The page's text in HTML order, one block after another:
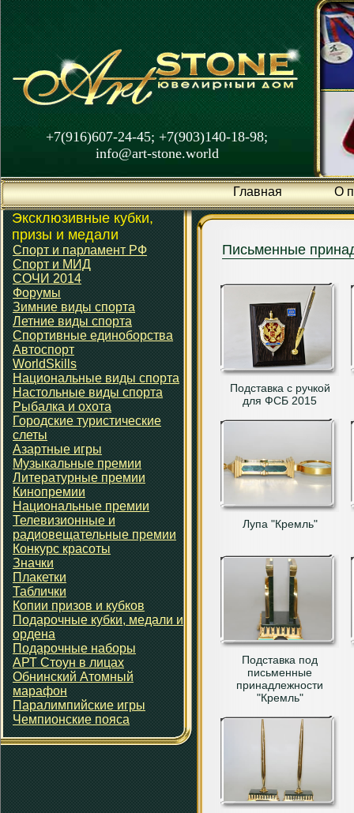
+7(916)607-24-45; +7(903)140-18-98;
info@art-stone.world
Главная О
Эксклюзивные кубки,
призы и медали
Спорт и парламент РФ
Спорт и МИД
СОЧИ 2014
Форумы
Зимние виды спорта
Летние виды спорта
Спортивные единоборства
Автоспорт
WorldSkills
Национальные виды спорта
Настольные виды спорта
Рыбалка и охота
Городские туристические
слеты
Азартные игры
Музыкальные премии
Литературные премии
Кинопремии
Национальные премии
Телевизионные и
радиовещательные премии
Конкурс красоты
Значки
Плакетки
Таблички
Копии призов и кубков
Подарочные кубки, медали и
ордена
Подарочные наборы
АРТ Стоун в лицах
Обнинский Атомный
марафон
Паралимпийские игры
Чемпионские пояса
Письменные
Подставка с ручкой
для ФСБ 2015
Лупа "Кремль"
Подставка под
письменные
принадлежности
"Кремль"